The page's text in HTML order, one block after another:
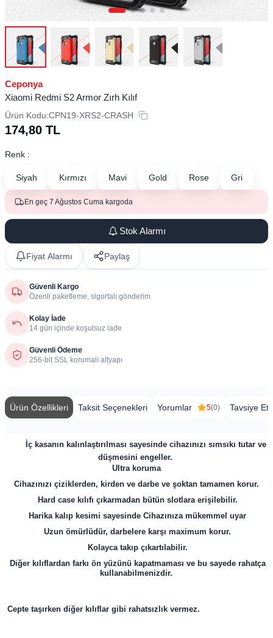
Ceponya
Xiaomi Redmi S2 Armor Zırh Kılıf
Ürün Kodu:CPN19-XRS2-CRASH
174,80 TL
Renk :
Siyah Kırmızı Mavi Gold Rose Gri
En geç 7 Ağustos Cuma kargoda
Stok Alarmı
Fiyat Alarmı Paylaş
Güvenli Kargo
Özenli paketleme, sigortalı gönderim
Kolay İade
14 gün içinde koşulsuz iade
Güvenli Ödeme
256-bit SSL korumalı altyapı
Ürün Özellikleri Taksit Seçenekleri Yorumlar 5(0) Tavsiye Et
İç kasanın kalınlaştırılması sayesinde cihazınızı sımsıkı tutar ve
düşmesini engeller.
Ultra koruma
Cihazınızı çiziklerden, kirden ve darbe ve şoktan tamamen korur.
Hard case kılıfı çıkarmadan bütün slotlara erişilebilir.
Harika kalıp kesimi sayesinde Cihazınıza mükemmel uyar
Uzun ömürlüdür, darbelere karşı maximum korur.
Kolayca takıp çıkartılabilir.
Diğer kılıflardan farkı ön yüzünü kapatmaması ve bu sayede rahatça
kullanabilmenizdir.
Cepte taşırken diğer kılıflar gibi rahatsızlık vermez.